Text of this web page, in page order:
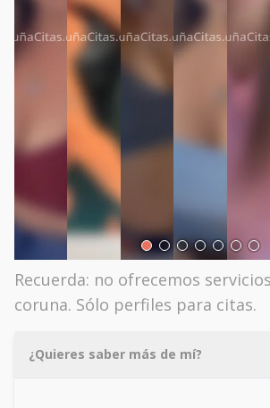
Recuerda: no ofrecemos
coruna. Sólo perfiles para citas.
¿Quieres saber más de mí?